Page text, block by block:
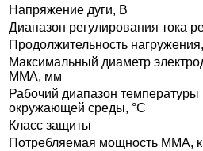
Напряжение дуги, В
Диапазон регулирования тока
Продолжительность
Максимальный диаметр
MMA, мм
Рабочий диапазон температуры
окружающей среды, °C
Класс защиты
Потребляемая мощность ММА,